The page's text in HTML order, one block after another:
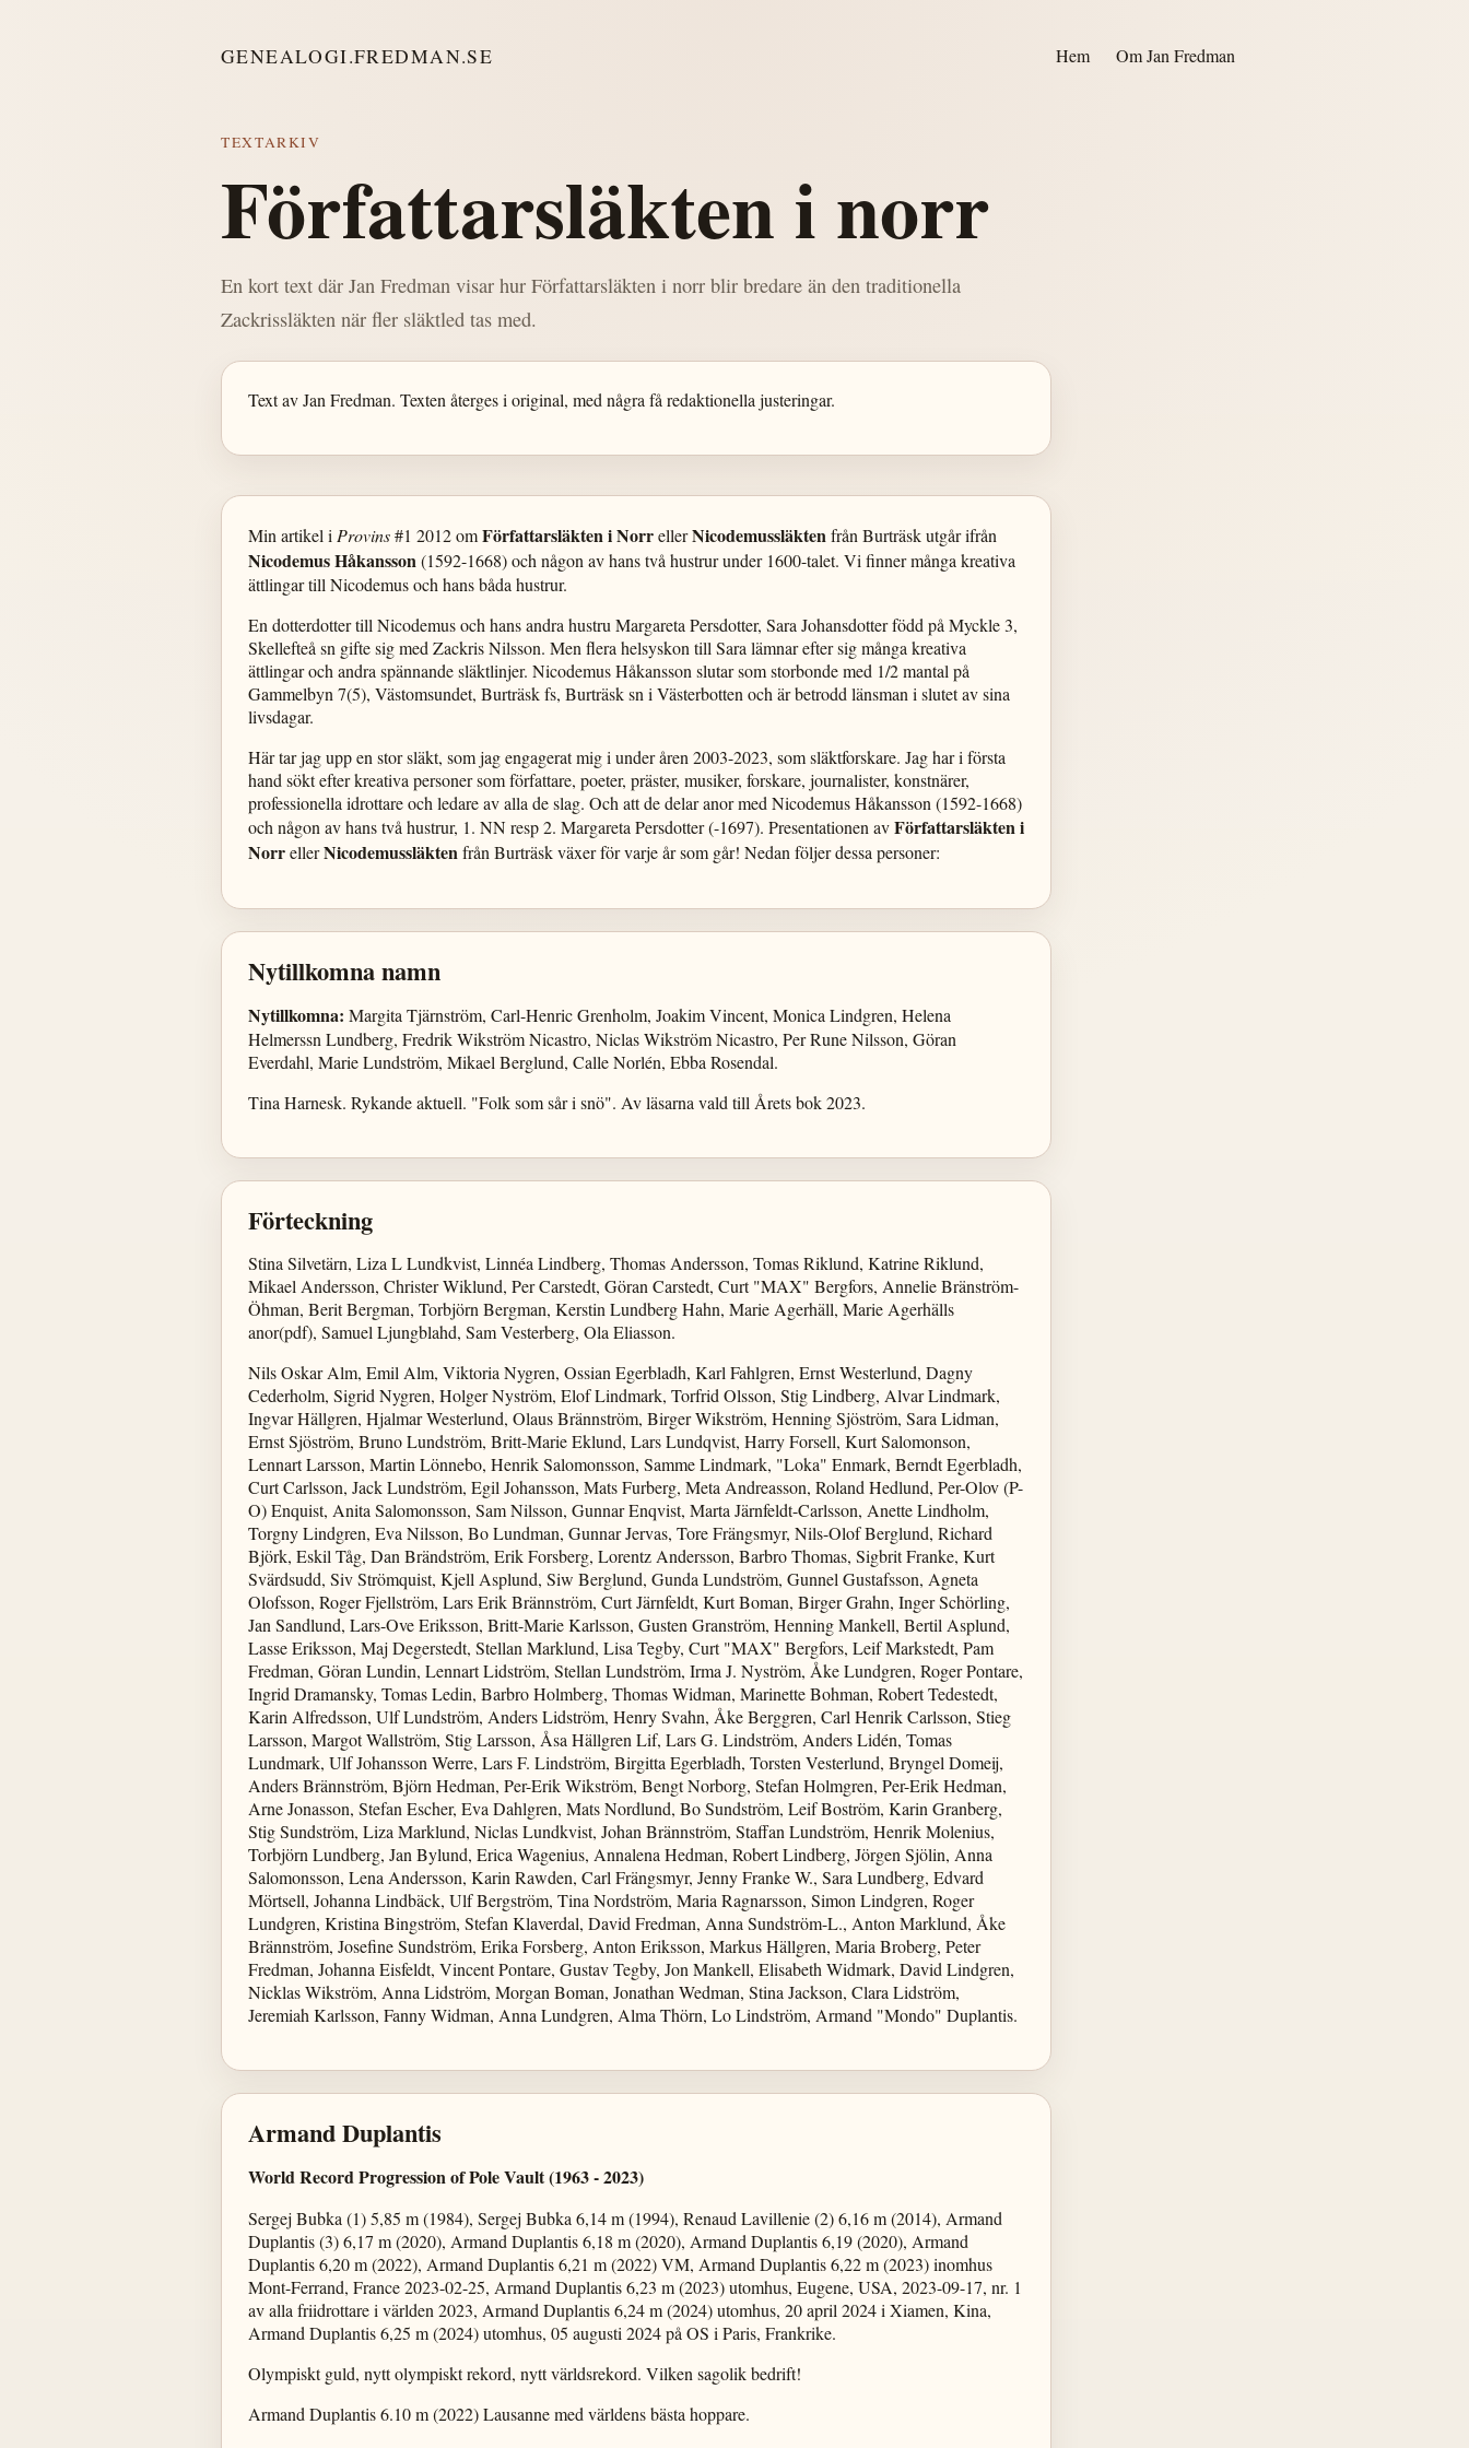
GENEALOGI.FREDMAN.SE Hem Om Jan Fredman
TEXTARKIV
Författarsläkten i norr
En kort text där Jan Fredman visar hur Författarsläkten i norr blir bredare än den traditionella
Zackrissläkten när fler släktled tas med.
Text av Jan Fredman. Texten återges i original, med några få redaktionella justeringar.
Min artikel i Provins#1 2012 omFörfattarsläkten i NorrellerNicodemussläktenfrån Burträsk utgår ifrån
Nicodemus Håkansson(1592-1668) och någon av hans två hustrur under 1600-talet. Vi finner många kreativa
ättlingar till Nicodemus och hans båda hustrur.
En dotterdotter till Nicodemus och hans andra hustru Margareta Persdotter, Sara Johansdotter född på Myckle 3,
Skellefteå sn gifte sig med Zackris Nilsson. Men flera helsyskon till Sara lämnar efter sig många kreativa
ättlingar och andra spännande släktlinjer. Nicodemus Håkansson slutar som storbonde med 1/2 mantal på
Gammelbyn 7(5), Västomsundet, Burträsk fs, Burträsk sn i Västerbotten och är betrodd länsman i slutet av sina
livsdagar.
Här tar jag upp en stor släkt, som jag engagerat mig i under åren 2003-2023, som släktforskare. Jag har i första
hand sökt efter kreativa personer som författare, poeter, präster, musiker, forskare, journalister, konstnärer,
professionella idrottare och ledare av alla de slag. Och att de delar anor med Nicodemus Håkansson (1592-1668)
och någon av hans två hustrur, 1. NN resp 2. Margareta Persdotter (-1697). Presentationen avFörfattarsläkten i
NorrellerNicodemussläktenfrån Burträsk växer för varje år som går! Nedan följer dessa personer:
Nytillkomna namn
Nytillkomna: Margita Tjärnström, Carl-Henric Grenholm, Joakim Vincent, Monica Lindgren, Helena
Helmerssn Lundberg, Fredrik Wikström Nicastro, Niclas Wikström Nicastro, Per Rune Nilsson, Göran
Everdahl, Marie Lundström, Mikael Berglund, Calle Norlén, Ebba Rosendal.
Tina Harnesk. Rykande aktuell. "Folk som sår i snö". Av läsarna vald till Årets bok 2023.
Förteckning
Stina Silvetärn, Liza L Lundkvist, Linnéa Lindberg, Thomas Andersson, Tomas Riklund, Katrine Riklund,
Mikael Andersson, Christer Wiklund, Per Carstedt, Göran Carstedt, Curt "MAX" Bergfors, Annelie Bränström-
Öhman, Berit Bergman, Torbjörn Bergman, Kerstin Lundberg Hahn, Marie Agerhäll, Marie Agerhälls
anor(pdf), Samuel Ljungblahd, Sam Vesterberg, Ola Eliasson.
Nils Oskar Alm, Emil Alm, Viktoria Nygren, Ossian Egerbladh, Karl Fahlgren, Ernst Westerlund, Dagny
Cederholm, Sigrid Nygren, Holger Nyström, Elof Lindmark, Torfrid Olsson, Stig Lindberg, Alvar Lindmark,
Ingvar Hällgren, Hjalmar Westerlund, Olaus Brännström, Birger Wikström, Henning Sjöström, Sara Lidman,
Ernst Sjöström, Bruno Lundström, Britt-Marie Eklund, Lars Lundqvist, Harry Forsell, Kurt Salomonson,
Lennart Larsson, Martin Lönnebo, Henrik Salomonsson, Samme Lindmark, "Loka" Enmark, Berndt Egerbladh,
Curt Carlsson, Jack Lundström, Egil Johansson, Mats Furberg, Meta Andreasson, Roland Hedlund, Per-Olov (P-
O) Enquist, Anita Salomonsson, Sam Nilsson, Gunnar Enqvist, Marta Järnfeldt-Carlsson, Anette Lindholm,
Torgny Lindgren, Eva Nilsson, Bo Lundman, Gunnar Jervas, Tore Frängsmyr, Nils-Olof Berglund, Richard
Björk, Eskil Tåg, Dan Brändström, Erik Forsberg, Lorentz Andersson, Barbro Thomas, Sigbrit Franke, Kurt
Svärdsudd, Siv Strömquist, Kjell Asplund, Siw Berglund, Gunda Lundström, Gunnel Gustafsson, Agneta
Olofsson, Roger Fjellström, Lars Erik Brännström, Curt Järnfeldt, Kurt Boman, Birger Grahn, Inger Schörling,
Jan Sandlund, Lars-Ove Eriksson, Britt-Marie Karlsson, Gusten Granström, Henning Mankell, Bertil Asplund,
Lasse Eriksson, Maj Degerstedt, Stellan Marklund, Lisa Tegby, Curt "MAX" Bergfors, Leif Markstedt, Pam
Fredman, Göran Lundin, Lennart Lidström, Stellan Lundström, Irma J. Nyström, Åke Lundgren, Roger Pontare,
Ingrid Dramansky, Tomas Ledin, Barbro Holmberg, Thomas Widman, Marinette Bohman, Robert Tedestedt,
Karin Alfredsson, Ulf Lundström, Anders Lidström, Henry Svahn, Åke Berggren, Carl Henrik Carlsson, Stieg
Larsson, Margot Wallström, Stig Larsson, Åsa Hällgren Lif, Lars G. Lindström, Anders Lidén, Tomas
Lundmark, Ulf Johansson Werre, Lars F. Lindström, Birgitta Egerbladh, Torsten Vesterlund, Bryngel Domeij,
Anders Brännström, Björn Hedman, Per-Erik Wikström, Bengt Norborg, Stefan Holmgren, Per-Erik Hedman,
Arne Jonasson, Stefan Escher, Eva Dahlgren, Mats Nordlund, Bo Sundström, Leif Boström, Karin Granberg,
Stig Sundström, Liza Marklund, Niclas Lundkvist, Johan Brännström, Staffan Lundström, Henrik Molenius,
Torbjörn Lundberg, Jan Bylund, Erica Wagenius, Annalena Hedman, Robert Lindberg, Jörgen Sjölin, Anna
Salomonsson, Lena Andersson, Karin Rawden, Carl Frängsmyr, Jenny Franke W., Sara Lundberg, Edvard
Mörtsell, Johanna Lindbäck, Ulf Bergström, Tina Nordström, Maria Ragnarsson, Simon Lindgren, Roger
Lundgren, Kristina Bingström, Stefan Klaverdal, David Fredman, Anna Sundström-L., Anton Marklund, Åke
Brännström, Josefine Sundström, Erika Forsberg, Anton Eriksson, Markus Hällgren, Maria Broberg, Peter
Fredman, Johanna Eisfeldt, Vincent Pontare, Gustav Tegby, Jon Mankell, Elisabeth Widmark, David Lindgren,
Nicklas Wikström, Anna Lidström, Morgan Boman, Jonathan Wedman, Stina Jackson, Clara Lidström,
Jeremiah Karlsson, Fanny Widman, Anna Lundgren, Alma Thörn, Lo Lindström, Armand "Mondo" Duplantis.
Armand Duplantis
World Record Progression of Pole Vault (1963 - 2023)
Sergej Bubka (1) 5,85 m (1984), Sergej Bubka 6,14 m (1994), Renaud Lavillenie (2) 6,16 m (2014), Armand
Duplantis (3) 6,17 m (2020), Armand Duplantis 6,18 m (2020), Armand Duplantis 6,19 (2020), Armand
Duplantis 6,20 m (2022), Armand Duplantis 6,21 m (2022) VM, Armand Duplantis 6,22 m (2023) inomhus
Mont-Ferrand, France 2023-02-25, Armand Duplantis 6,23 m (2023) utomhus, Eugene, USA, 2023-09-17, nr. 1
av alla friidrottare i världen 2023, Armand Duplantis 6,24 m (2024) utomhus, 20 april 2024 i Xiamen, Kina,
Armand Duplantis 6,25 m (2024) utomhus, 05 augusti 2024 på OS i Paris, Frankrike.
Olympiskt guld, nytt olympiskt rekord, nytt världsrekord. Vilken sagolik bedrift!
Armand Duplantis 6.10 m (2022) Lausanne med världens bästa hoppare.